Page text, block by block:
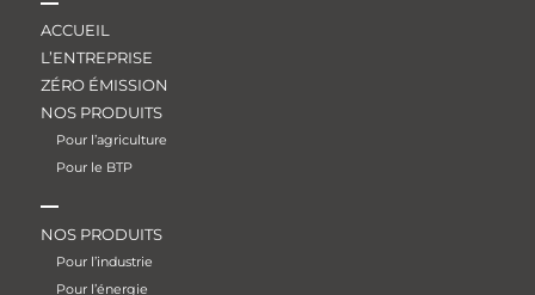
ACCUEIL
L’ENTREPRISE
ZÉRO ÉMISSION
NOS PRODUITS
Pour l’agriculture
Pour le BTP
NOS PRODUITS
Pour l’industrie
Pour l’énergie